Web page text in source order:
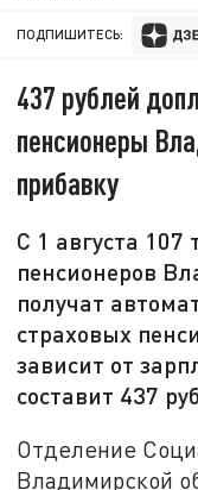
ПОДПИШИТЕСЬ:
437 рублей
пенсионеры
прибавку
С 1 августа
пенсионеров
получат
страховых
зависит от
составит 437
Отделение
Владимирской